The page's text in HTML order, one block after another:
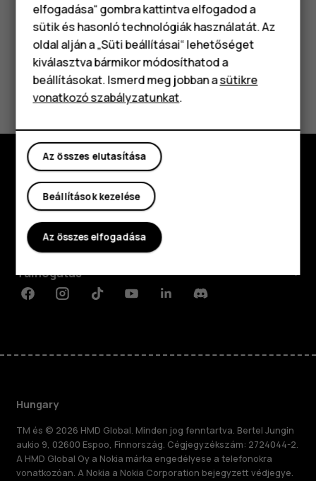
Okostelefonok
Klasszikus telefonok
Tartozékok
Táblagépek
Hasznosnak találtad?
Fedezd fel
Rólunk
Planet and people
Támogatás
FacebookInstagramTiktokYoutubeLinkedinDiscord
Hungary
TM és © 2026 HMD Global. Minden jog fenntartva. Bertel Jungin
aukio 9, 02600 Espoo, Finnország. Cégjegyzékszám: 2724044-2.
A HMD Global Oy a Nokia márka engedélyese a telefonokra
vonatkozóan. A Nokia a Nokia Corporation bejegyzett védjegye.
elfogadása“ gombra kattintva elfogadod a
sütik és hasonló technológiák használatát. Az
oldal alján a „Süti beállításai“ lehetőséget
kiválasztva bármikor módosíthatod a
beállításokat. Ismerd meg jobban asütikre
vonatkozó szabályzatunkat.
Az összes elutasítása
Beállítások kezelése
Az összes elfogadása